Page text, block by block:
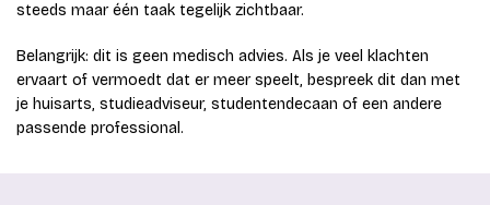
steeds maar één taak tegelijk zichtbaar.
Belangrijk: dit is geen medisch advies. Als je veel klachten
ervaart of vermoedt dat er meer speelt, bespreek dit dan met
je huisarts, studieadviseur, studentendecaan of een andere
passende professional.